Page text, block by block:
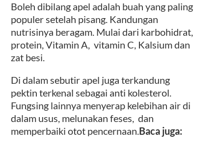
Boleh dibilang apel adalah buah yang paling
populer setelah pisang. Kandungan
nutrisinya beragam. Mulai dari karbohidrat,
protein, Vitamin A, vitamin C, Kalsium dan
zat besi.
Di dalam sebutir apel juga terkandung
pektin terkenal sebagai anti kolesterol.
Fungsing lainnya menyerap kelebihan air di
dalam usus, melunakan feses, dan
memperbaiki otot pencernaan.Baca juga: